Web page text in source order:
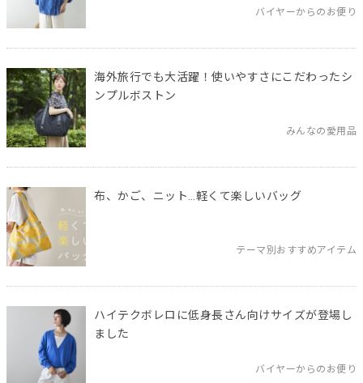
バイヤーからのお便り
海外旅行でも大活躍！使いやすさにこだわったシ
ンプルボストン
みんなの愛用品
布、かご、ニット…軽くて楽しいバッグ
テーマ別おすすめアイテム
ハイテクボレロに低身長さん向けサイズが登場し
ました
バイヤーからのお便り